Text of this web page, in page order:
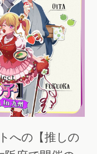
への【推しの